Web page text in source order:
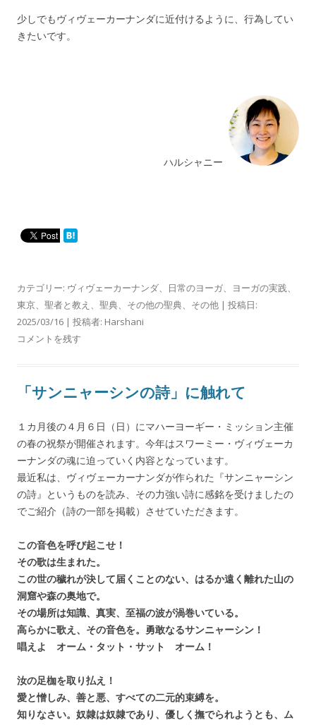
少しでもヴィヴェーカーナンダに近付けるように、行為してい
きたいです。
ハルシャニー
カテゴリー: ヴィヴェーカーナンダ、 日常のヨーガ、 ヨーガの実践、
東京、 聖者と教え 、 聖典、 その他の聖典、 その他 | 投稿日:
2025/03/16 | 投稿者: Harshani
コメントを残す
「サンニャーシンの詩」に触れて
１カ月後の４月６日（日）にマハーヨーギー・ミッション主催
の春の祝祭が開催されます。今年はスワーミー・ヴィヴェーカ
ーナンダの魂に迫っていく内容となっています。
最近私は、ヴィヴェーカーナンダが作られた『サンニャーシン
の詩』というものを読み、その力強い詩に感銘を受けましたの
でご紹介（詩の一部を掲載）させていただきます。
この音色を呼び起こせ！
その歌は生まれた。
この世の穢れが決して届くことのない、はるか遠く離れた山の
洞窟や森の奥地で。
その場所は知識、真実、至福の波が渦巻いている。
高らかに歌え、その音色を。勇敢なるサンニャーシン！
唱えよ オーム・タット・サット オーム！
汝の足枷を取り払え！
愛と憎しみ、善と悪、すべての二元的束縛を。
知りなさい。奴隷は奴隷であり、優しく撫でられようとも、ム